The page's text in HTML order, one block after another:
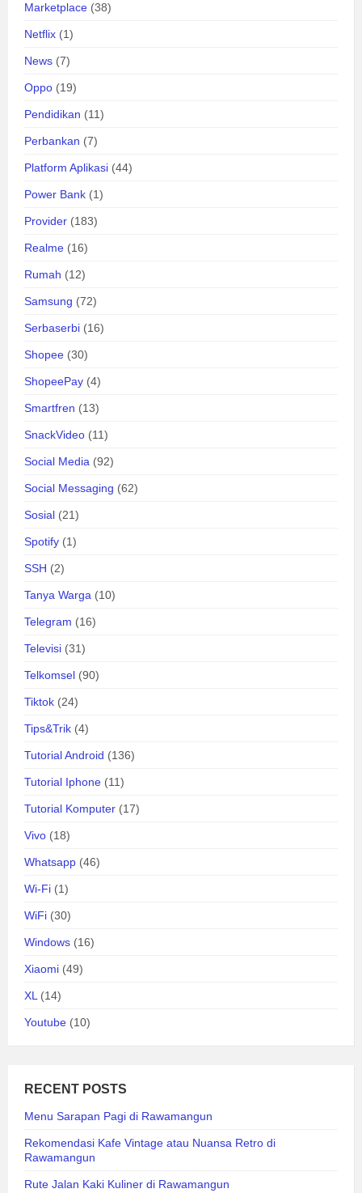
Marketplace (38)
Netflix (1)
News (7)
Oppo (19)
Pendidikan (11)
Perbankan (7)
Platform Aplikasi (44)
Power Bank (1)
Provider (183)
Realme (16)
Rumah (12)
Samsung (72)
Serbaserbi (16)
Shopee (30)
ShopeePay (4)
Smartfren (13)
SnackVideo (11)
Social Media (92)
Social Messaging (62)
Sosial (21)
Spotify (1)
SSH (2)
Tanya Warga (10)
Telegram (16)
Televisi (31)
Telkomsel (90)
Tiktok (24)
Tips&Trik (4)
Tutorial Android (136)
Tutorial Iphone (11)
Tutorial Komputer (17)
Vivo (18)
Whatsapp (46)
Wi-Fi (1)
WiFi (30)
Windows (16)
Xiaomi (49)
XL (14)
Youtube (10)
RECENT POSTS
Menu Sarapan Pagi di Rawamangun
Rekomendasi Kafe Vintage atau Nuansa Retro di
Rawamangun
Rute Jalan Kaki Kuliner di Rawamangun